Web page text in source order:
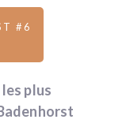
#6
plus